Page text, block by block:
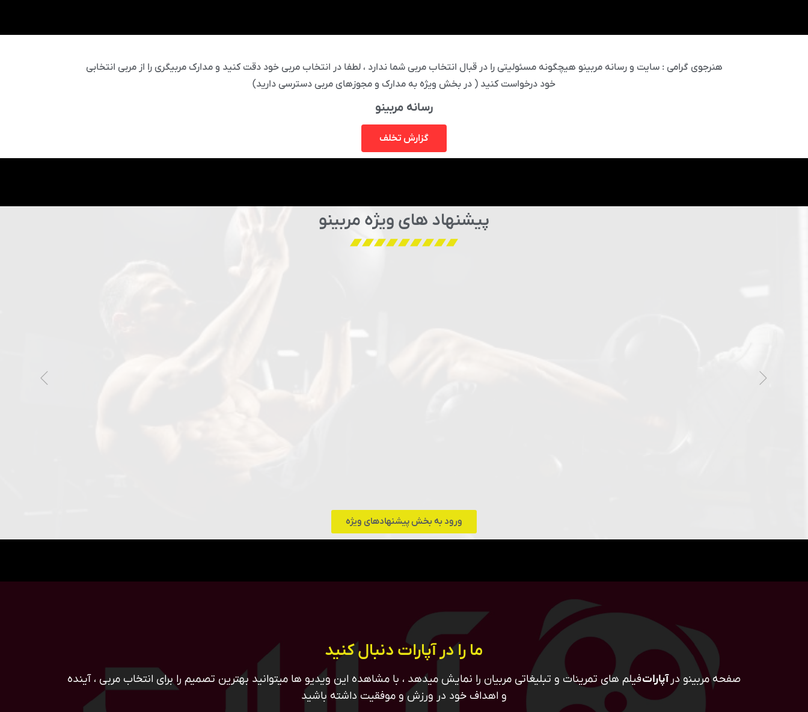
هنرجوی گرامی : سایت و رسانه مربینو هیچگونه مسئولیتی را در قبال انتخاب مربی شما ندارد ، لطفا در انتخاب مربی خود دقت کنید و مدارک مربیگری را از مربی انتخابی
خود درخواست کنید ( در بخش ویژه به مدارک و مجوزهای مربی دسترسی دارید)
رسانه مربینو
گزارش تخلف
پیشنهاد های ویژه مربینو
ورود به بخش پیشنهادهای ویژه
ما را در آپارات دنبال کنید
صفحه مربینو در آپاراتفیلم های تمرینات و تبلیغاتی مربیان را نمایش میدهد ، با مشاهده این ویدیو ها میتوانید بهترین تصمیم را برای انتخاب مربی ، آینده
و اهداف خود در ورزش و موفقیت داشته باشید